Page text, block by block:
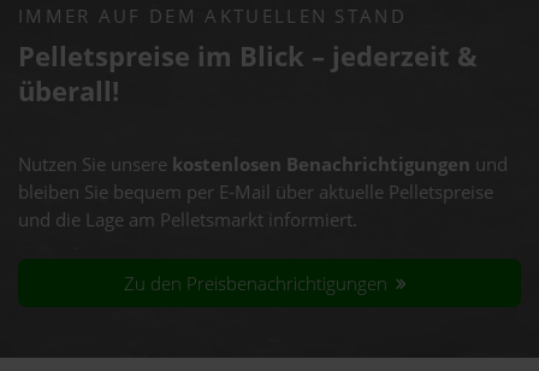
IMMER AUF DEM AKTUELLEN STAND
Pelletspreise im Blick – jederzeit &
überall!
Nutzen Sie unsere kostenlosen Benachrichtigungen und
bleiben Sie bequem per E-Mail über aktuelle Pelletspreise
und die Lage am Pelletsmarkt informiert.
Zu den Preisbenachrichtigungen